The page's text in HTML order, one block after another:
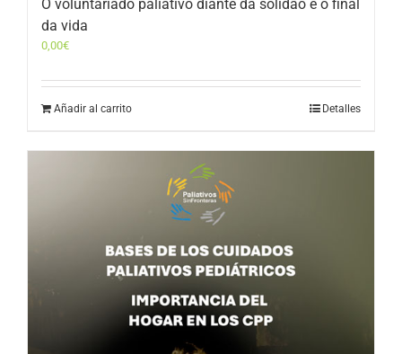
O voluntariado paliativo diante da solidão e o final
da vida
0,00€
Añadir al carrito Detalles